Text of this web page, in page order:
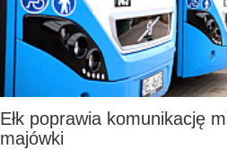
Ełk poprawia komunikację
majówki